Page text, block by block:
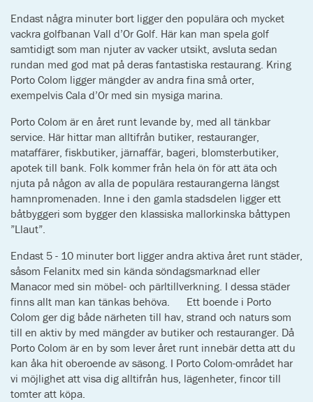
Endast några minuter bort ligger den populära och mycket
vackra golfbanan Vall d’Or Golf. Här kan man spela golf
samtidigt som man njuter av vacker utsikt, avsluta sedan
rundan med god mat på deras fantastiska restaurang. Kring
Porto Colom ligger mängder av andra fina små orter,
exempelvis Cala d’Or med sin mysiga marina.
Porto Colom är en året runt levande by, med all tänkbar
service. Här hittar man alltifrån butiker, restauranger,
mataffärer, fiskbutiker, järnaffär, bageri, blomsterbutiker,
apotek till bank. Folk kommer från hela ön för att äta och
njuta på någon av alla de populära restaurangerna längst
hamnpromenaden. Inne i den gamla stadsdelen ligger ett
båtbyggeri som bygger den klassiska mallorkinska båttypen
”Llaut”.
Endast 5 - 10 minuter bort ligger andra aktiva året runt städer,
såsom Felanitx med sin kända söndagsmarknad eller
Manacor med sin möbel- och pärltillverkning. I dessa städer
finns allt man kan tänkas behöva. Ett boende i Porto
Colom ger dig både närheten till hav, strand och naturs som
till en aktiv by med mängder av butiker och restauranger. Då
Porto Colom är en by som lever året runt innebär detta att du
kan åka hit oberoende av säsong. I Porto Colom-området har
vi möjlighet att visa dig alltifrån hus, lägenheter, fincor till
tomter att köpa.